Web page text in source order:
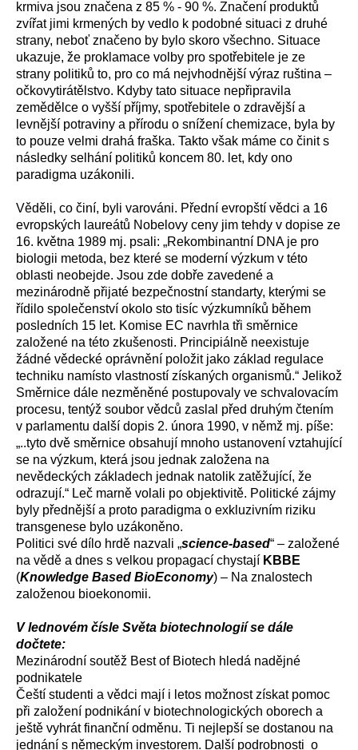
krmiva jsou značena z 85 % - 90 %. Značení produktů
zvířat jimi krmených by vedlo k podobné situaci z druhé
strany, neboť značeno by bylo skoro všechno. Situace
ukazuje, že proklamace volby pro spotřebitele je ze
strany politiků to, pro co má nejvhodnější výraz ruština –
očkovytirátělstvo. Kdyby tato situace nepřipravila
zemědělce o vyšší příjmy, spotřebitele o zdravější a
levnější potraviny a přírodu o snížení chemizace, byla by
to pouze velmi drahá fraška. Takto však máme co činit s
následky selhání politiků koncem 80. let, kdy ono
paradigma uzákonili.
Věděli, co činí, byli varováni. Přední evropští vědci a 16
evropských laureátů Nobelovy ceny jim tehdy v dopise ze
16. května 1989 mj. psali: „Rekombinantní DNA je pro
biologii metoda, bez které se moderní výzkum v této
oblasti neobejde. Jsou zde dobře zavedené a
mezinárodně přijaté bezpečnostní standarty, kterými se
řídilo společenství okolo sto tisíc výzkumníků během
posledních 15 let. Komise EC navrhla tři směrnice
založené na této zkušenosti. Principiálně neexistuje
žádné vědecké oprávnění položit jako základ regulace
techniku namísto vlastností získaných organismů.“ Jelikož
Směrnice dále nezměněné postupovaly ve schvalovacím
procesu, tentýž soubor vědců zaslal před druhým čtením
v parlamentu další dopis 2. února 1990, v němž mj. píše:
„..tyto dvě směrnice obsahují mnoho ustanovení vztahující
se na výzkum, která jsou jednak založena na
nevědeckých základech jednak natolik zatěžující, že
odrazují.“ Leč marně volali po objektivitě. Politické zájmy
byly přednější a proto paradigma o exkluzivním riziku
transgenese bylo uzákoněno.
Politici své dílo hrdě nazvali „science-based“ – založené
na vědě a dnes s velkou propagací chystají KBBE
(Knowledge Based BioEconomy) – Na znalostech
založenou bioekonomii.
V lednovém čísle Světa biotechnologií se dále
dočtete:
Mezinárodní soutěž Best of Biotech hledá nadějné
podnikatele
Čeští studenti a vědci mají i letos možnost získat pomoc
při založení podnikání v biotechnologických oborech a
ještě vyhrát finanční odměnu. Ti nejlepší se dostanou na
jednání s německým investorem. Další podrobnosti o